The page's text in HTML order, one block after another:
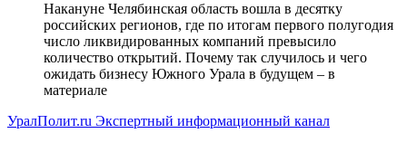
Накануне Челябинская область вошла в десятку
российских регионов, где по итогам первого полугодия
число ликвидированных компаний превысило
количество открытий. Почему так случилось и чего
ожидать бизнесу Южного Урала в будущем – в
материале
УралПолит.ru Экспертный информационный канал